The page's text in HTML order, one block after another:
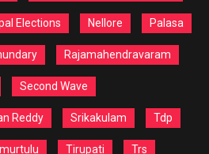
Elections Nellore Palasa
Rajamahendravaram
Second Wave
Reddy Srikakulam Tdp
Tirupati Trs